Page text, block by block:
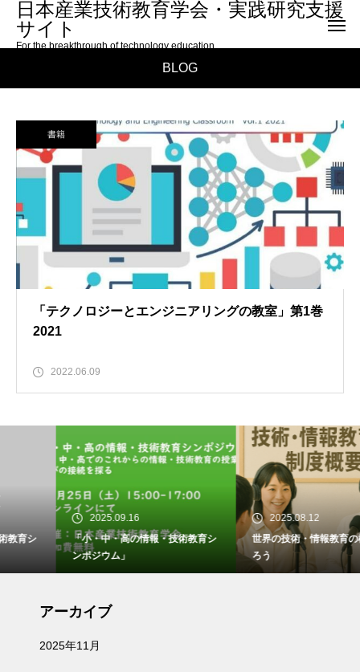
日本産業技術教育学会・実践研究支援
サイト
For the breakthrough of technology education
BLOG
書籍
「テクノロジーとエンジニアリングの教室」第1巻
2021
2022.06.09
2025.09.16
「小・中・高の情報・技術教育シ
ンポジウム」
2025.08.12
世界の技術・情報教育の様子を知
アーカイブ
2025年11月